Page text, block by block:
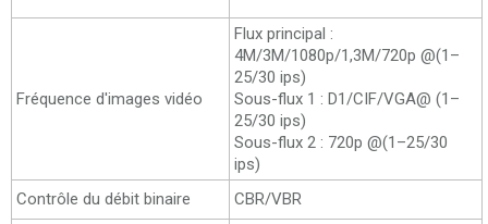
Fréquence d'images vidéo
Flux principal :
4M/3M/1080p/1,3M/720p @(1–
25/30 ips)
Sous-flux 1 : D1/CIF/VGA@ (1–
25/30 ips)
Sous-flux 2 : 720p @(1–25/30
ips)
Contrôle du débit binaire
CBR/VBR